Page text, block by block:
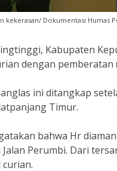
kekerasan/ Dokumentasi Humas
Kabupaten
dengan pemberatan
ini ditangkap
Timur.
bahwa Hr
Perumbi. Dari